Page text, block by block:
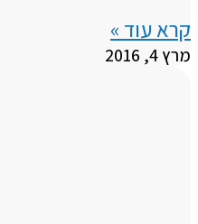
קרא עוד »
מרץ 4, 2016